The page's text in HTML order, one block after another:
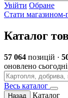
Увійти Обране
Стати магазином-
Каталог
57 064 позицій ·
оновлено сьогодні
Весь каталог
Назад
Каталог